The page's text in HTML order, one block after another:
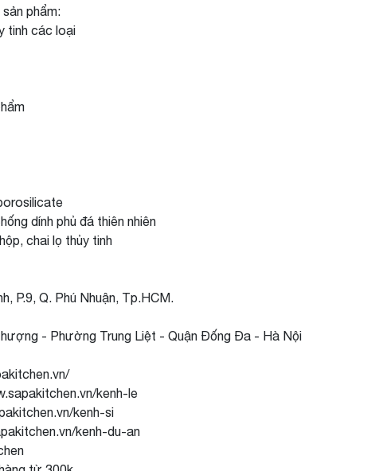
phẩm:
tinh các loại
dính phủ đá thiên nhiên
chai lọ thủy tinh
P.9, Q. Phú Nhuận, Tp.HCM.
- Phường Trung Liệt - Quận Đống Đa - Hà Nội
kenh-le
kenh-si
kenh-du-an